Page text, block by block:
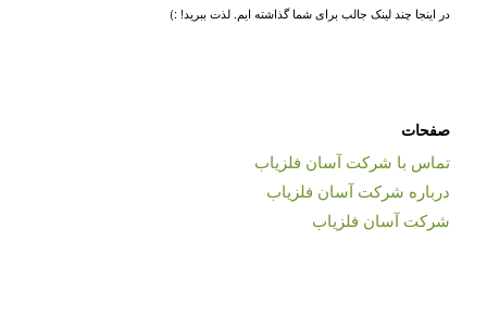
در اینجا چند لینک جالب برای شما گذاشته ایم. لذت ببرید! :)
صفحات
تماس با شرکت آسان فلزیاب
درباره شرکت آسان فلزیاب
شرکت آسان فلزیاب